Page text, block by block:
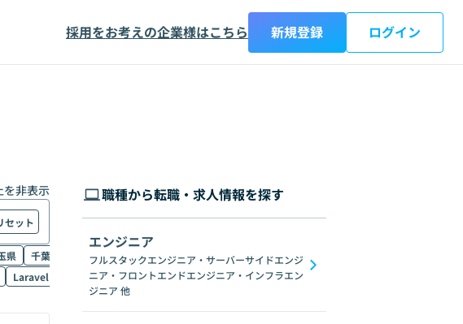
採用をお考えの企業様はこちら 新規登録 ログイン
を非表示
セット
県 千葉県 東京都 神奈川県 新潟県 富山県 石川県
Laravel C# GraphQL SpringFramework Redis
職種から転職・求人情報を探す
エンジニア
フルスタックエンジニア・サーバーサイドエンジ
ニア・フロントエンドエンジニア・インフラエン
ジニア 他